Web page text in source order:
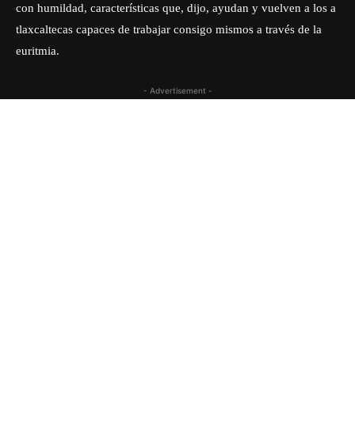
con humildad, características que, dijo, ayudan y vuelven a los a
tlaxcaltecas capaces de trabajar consigo mismos a través de la
euritmia.
- Advertisement -